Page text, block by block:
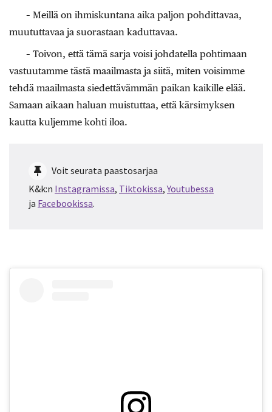
– Meillä on ihmiskuntana aika paljon pohdittavaa,
muututtavaa ja suorastaan kaduttavaa.
– Toivon, että tämä sarja voisi johdatella pohtimaan
vastuutamme tästä maailmasta ja siitä, miten voisimme
tehdä maailmasta siedettävämmän paikan kaikille elää.
Samaan aikaan haluan muistuttaa, että kärsimyksen
kautta kuljemme kohti iloa.
Voit seurata paastosarjaa
K&k:n Instagramissa, Tiktokissa,Youtubessa
ja Facebookissa.